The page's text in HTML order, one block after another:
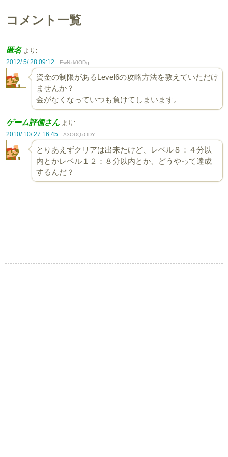
コメント一覧
匿名 より:
2012/ 5/ 28 09:12
EwNzk0ODg
資金の制限があるLevel6の攻略方法を教えていただけ
ませんか？
金がなくなっていつも負けてしまいます。
ゲーム評価さん より:
2010/ 10/ 27 16:45
A3ODQxODY
とりあえずクリアは出来たけど、レベル８：４分以
内とかレベル１２：８分以内とか、どうやって達成
するんだ？